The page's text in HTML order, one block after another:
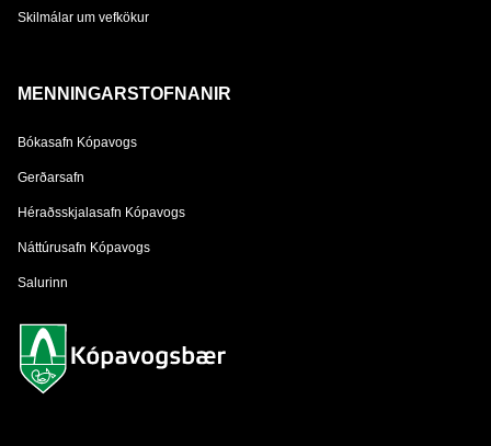
Skilmálar um vefkökur
MENNINGARSTOFNANIR
Bókasafn Kópavogs
Gerðarsafn
Héraðsskjalasafn Kópavogs
Náttúrusafn Kópavogs
Salurinn